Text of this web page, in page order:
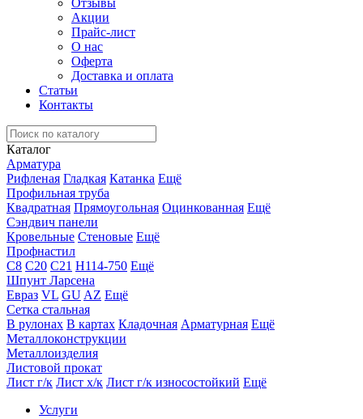
Отзывы
Акции
Прайс-лист
О нас
Оферта
Доставка и оплата
Статьи
Контакты
Каталог
Арматура
Рифленая Гладкая Катанка Ещё
Профильная труба
Квадратная Прямоугольная Оцинкованная Ещё
Сэндвич панели
Кровельные Стеновые Ещё
Профнастил
С8 С20 С21 Н114-750 Ещё
Шпунт Ларсена
Евраз VL GU AZ Ещё
Сетка стальная
В рулонах В картах Кладочная Арматурная Ещё
Металлоконструкции
Металлоизделия
Листовой прокат
Лист г/к Лист х/к Лист г/к износостойкий Ещё
Услуги